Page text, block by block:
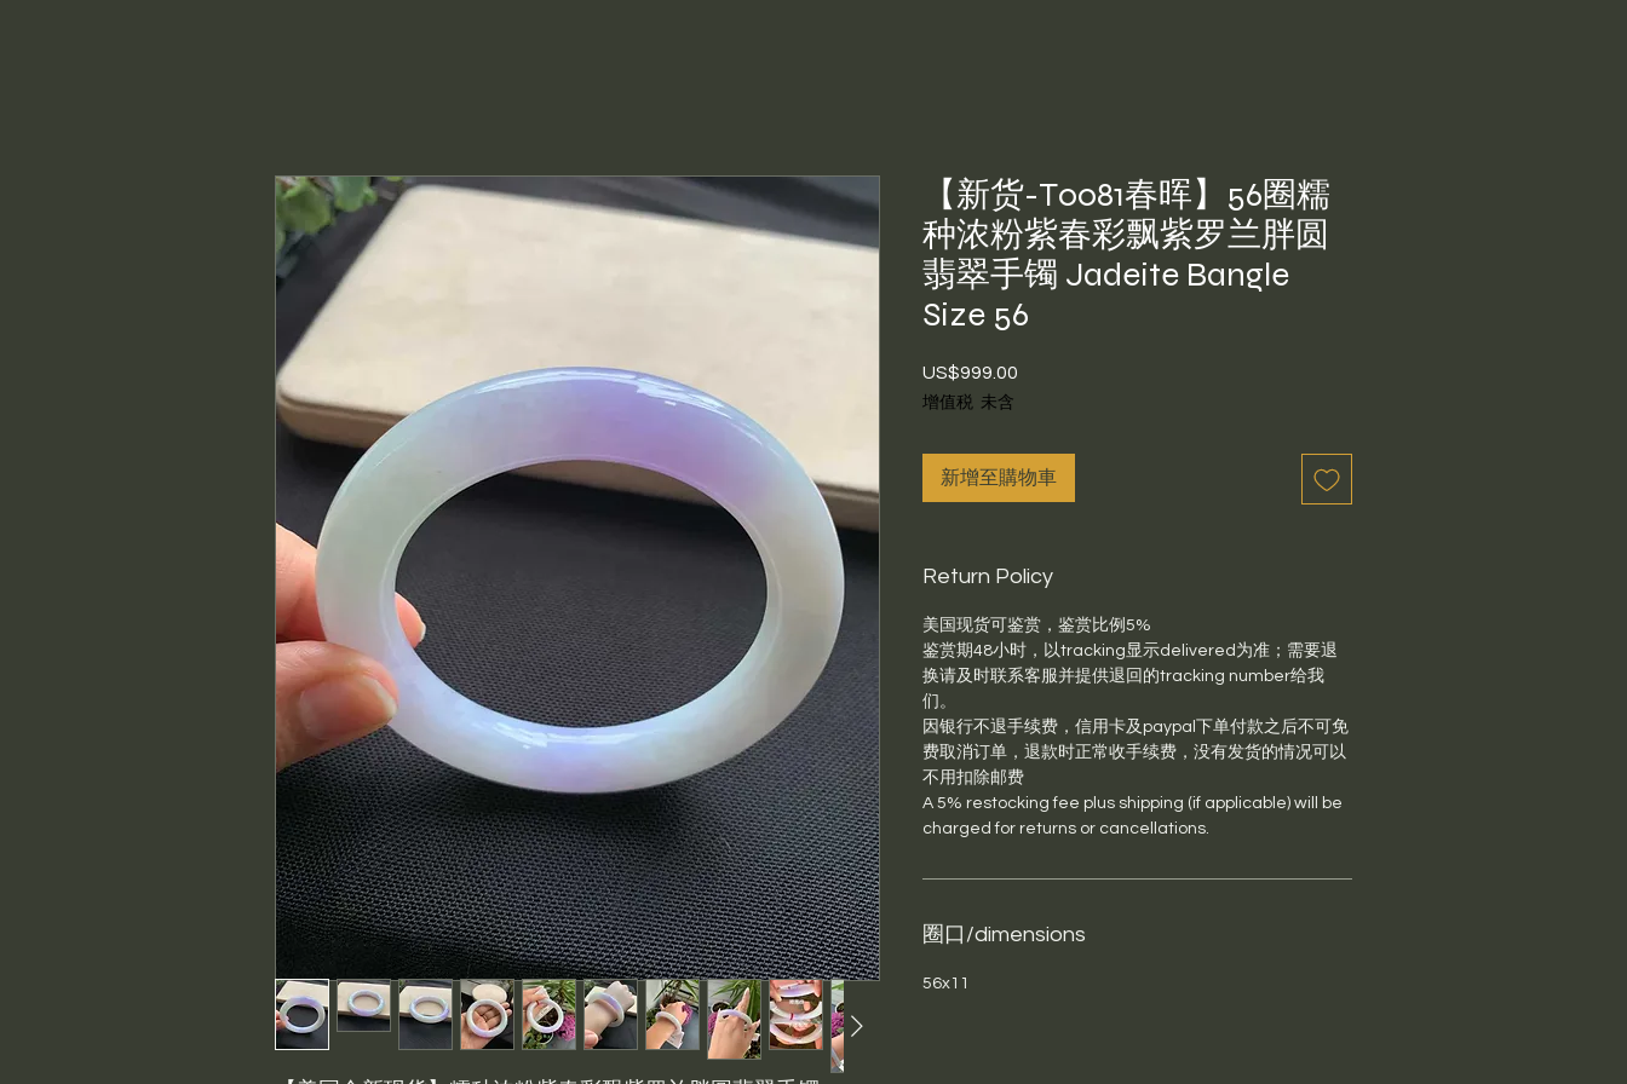
【新货-T0081春晖】56圈糯
种浓粉紫春彩飘紫罗兰胖圆
翡翠手镯 Jadeite Bangle
Size 56
US$999.00
增值税 未含
新增至購物車
Return Policy
美国现货可鉴赏，鉴赏比例5%
鉴赏期48小时，以tracking显示delivered为准；需要退
换请及时联系客服并提供退回的tracking number给我
们。
因银行不退手续费，信用卡及paypal下单付款之后不可免
费取消订单，退款时正常收手续费，没有发货的情况可以
不用扣除邮费
A 5% restocking fee plus shipping (if applicable) will be
charged for returns or cancellations.
圈口/dimensions
56x11